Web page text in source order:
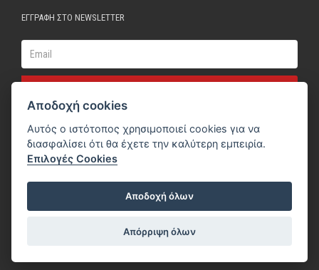
ΕΓΓΡΑΦΗ ΣΤΟ NEWSLETTER
Αποδοχή cookies
Αυτός ο ιστότοπος χρησιμοποιεί cookies για να
διασφαλίσει ότι θα έχετε την καλύτερη εμπειρία.
Επιλογές Cookies
Αποδοχή όλων
Απόρριψη όλων